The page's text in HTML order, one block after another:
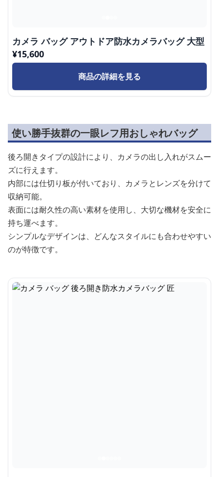
カメラ バッグ アウトドア防水カメラバッグ 大型
¥15,600
商品の詳細を見る
使い勝手抜群の一眼レフ用おしゃれバッグ
後ろ開きタイプの設計により、カメラの出し入れがスムー
ズに行えます。
内部には仕切り板が付いており、カメラとレンズを分けて
収納可能。
表面には耐久性の高い素材を使用し、大切な機材を安全に
持ち運べます。
シンプルなデザインは、どんなスタイルにも合わせやすい
のが特徴です。